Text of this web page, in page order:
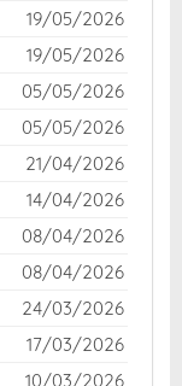
19/05/2026
19/05/2026
05/05/2026
05/05/2026
21/04/2026
14/04/2026
08/04/2026
08/04/2026
24/03/2026
17/03/2026
10/03/2026